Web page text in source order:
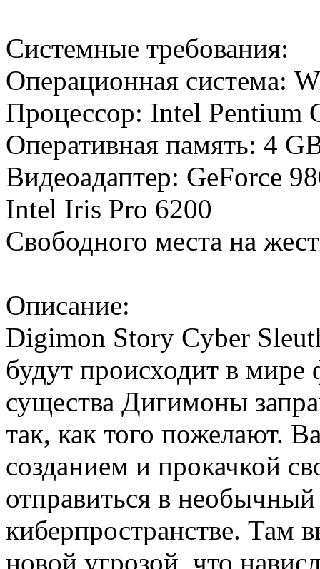
Системные требования:
Операционная система:
Процессор: Intel
Оперативная память: 4
Видеоадаптер: GeForce
Intel Iris Pro 6200
Свободного места на
Описание:
Digimon Story Cyber
будут происходит в мире
существа Дигимоны
так, как того пожелают.
созданием и прокачкой
отправиться в
киберпространстве. Там
новой угрозой, что